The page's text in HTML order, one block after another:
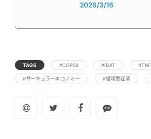
2026/3/16
TAGS #COP28 #IBAT
#サーキュラーエコノミー #循環型経済